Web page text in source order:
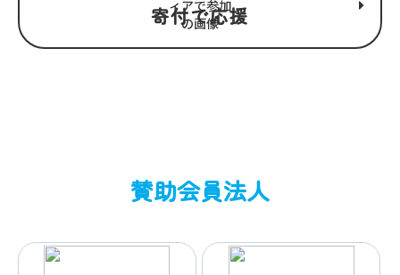
寄付で応援
賛助会員法人